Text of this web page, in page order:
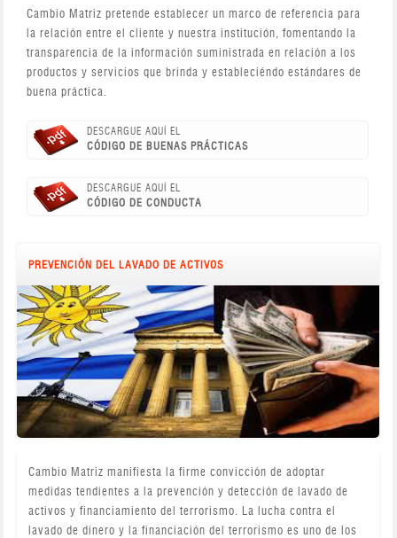
Cambio Matriz pretende establecer un marco de referencia para
la relación entre el cliente y nuestra institución, fomentando la
transparencia de la información suministrada en relación a los
productos y servicios que brinda y estableciéndo estándares de
buena práctica.
DESCARGUE AQUÍ EL
CÓDIGO DE BUENAS PRÁCTICAS
DESCARGUE AQUÍ EL
CÓDIGO DE CONDUCTA
PREVENCIÓN DEL LAVADO DE ACTIVOS
Cambio Matriz manifiesta la firme convicción de adoptar
medidas tendientes a la prevención y detección de lavado de
activos y financiamiento del terrorismo. La lucha contra el
lavado de dinero y la financiación del terrorismo es uno de los